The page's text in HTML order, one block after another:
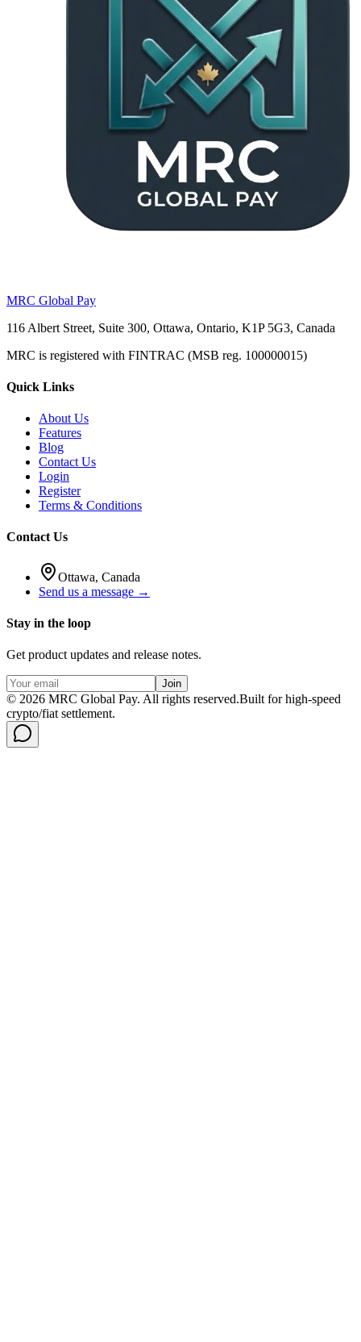
MRC Global Pay
116 Albert Street, Suite 300, Ottawa, Ontario, K1P 5G3, Canada
MRC is registered with FINTRAC (MSB reg. 100000015)
Quick Links
About Us
Features
Blog
Contact Us
Login
Register
Terms & Conditions
Contact Us
Ottawa, Canada
Send us a message →
Stay in the loop
Get product updates and release notes.
Join
© 2026 MRC Global Pay. All rights reserved.Built for high-speed
crypto/fiat settlement.